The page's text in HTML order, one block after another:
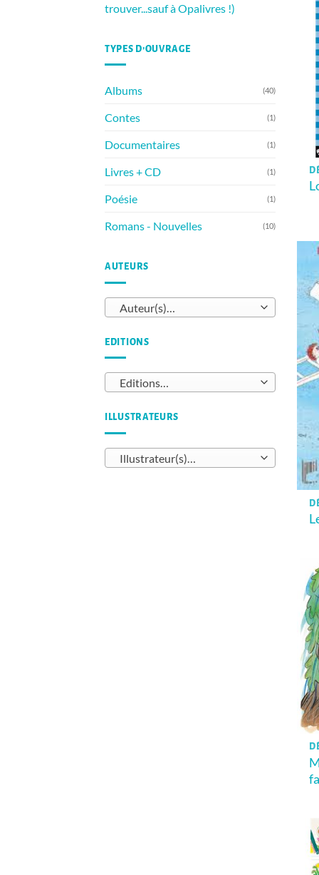
trouver...sauf à Opalivres !)
TYPES D’OUVRAGE
Albums (40)
Contes (1)
Documentaires (1)
Livres + CD (1)
Poésie (1)
Romans - Nouvelles (10)
AUTEURS
Auteur(s)…
EDITIONS
Editions…
ILLUSTRATEURS
Illustrateur(s)…